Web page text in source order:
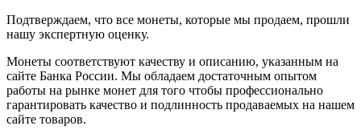
Подтверждаем, что все монеты, которые мы продаем, прошли
нашу экспертную оценку.
Монеты соответствуют качеству и описанию, указанным на
сайте Банка России. Мы обладаем достаточным опытом
работы на рынке монет для того чтобы профессионально
гарантировать качество и подлинность продаваемых на нашем
сайте товаров.